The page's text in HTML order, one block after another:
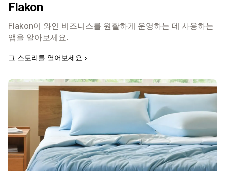
Flakon
Flakon이 와인 비즈니스를 원활하게 운영하는 데 사용하는
앱을 알아보세요.
그 스토리를 열어보세요